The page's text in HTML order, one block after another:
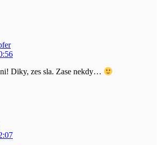
Diky, zes sla. Zase nekdy…